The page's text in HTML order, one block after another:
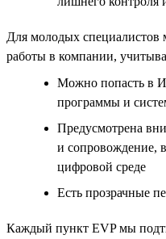
Для молодых
работы в компании,
Можно попасть в
программы и
Предусмотрена
и сопровождение,
цифровой среде
Есть прозрачные
Каждый пункт EVP мы